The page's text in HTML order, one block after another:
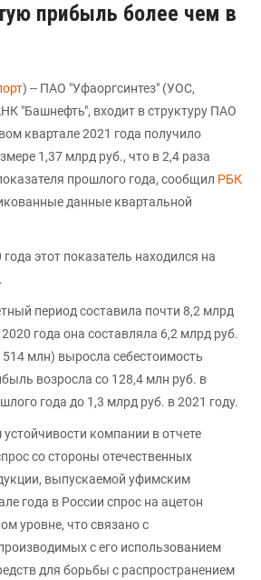
прибыль более чем в
) -- ПАО "Уфаоргсинтез" (УОС,
"Башнефть", входит в структуру ПАО
квартале 2021 года получило
1,37 млрд руб., что в 2,4 раза
прошлого года, сообщил РБК
данные квартальной
этот показатель находился на
период составила почти 8,2 млрд
года она составляла 6,2 млрд руб.
млн) выросла себестоимость
возросла со 128,4 млн руб. в
года до 1,3 млрд руб. в 2021 году.
компании в отчете
со стороны отечественных
выпускаемой уфимским
года в России спрос на ацетон
уровне, что связано с
с его использованием
для борьбы с распространением